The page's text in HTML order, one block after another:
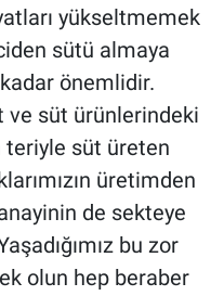
yükseltmemek
sütü almaya
önemlidir.
ve süt ürünlerindeki
teriyle süt üreten
üretimden
de sekteye
bu zor
olun hep beraber